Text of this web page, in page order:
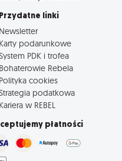
Przydatne linki
Newsletter
Karty podarunkowe
PDK i trofea
Bohaterowie Rebela
Polityka cookies
podatkowa
Kariera w REBEL
płatności